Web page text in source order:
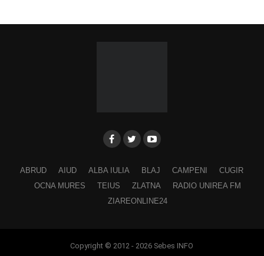
ABRUD AIUD ALBA IULIA BLAJ CAMPENI
CUGIR
OCNA MURES
TEIUS ZLATNA
RADIO UNIREA FM
ZIAREONLINE24
Copyright © 2012 - 2026 Sebes INFO